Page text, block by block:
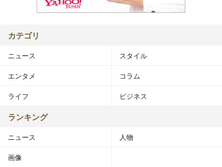
カテゴリ
ニュース スタイル
エンタメ コラム
ライフ ビジネス
ランキング
ニュース 人物
画像